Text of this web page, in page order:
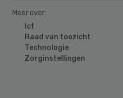
Meer over:
Ict
Raad van toezicht
Technologie
Zorginstellingen